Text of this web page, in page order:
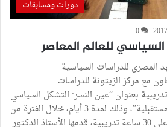
دورات ومسابقات
0
للعالم المعاصر
المصرى للدراسات السياسية
مع مركز الزيتونة للدراسات
بعنوان “عين النسر: التشكل السياسي
للعالم المعاصر واتجاهاته المستقبلية”، وذلك لمدة 3 أيام، خلال الفترة من
5 إلى 7 يناير 2017، موزعة على 30 ساعة تدريبية، قدمها الأستاذ الدكتور